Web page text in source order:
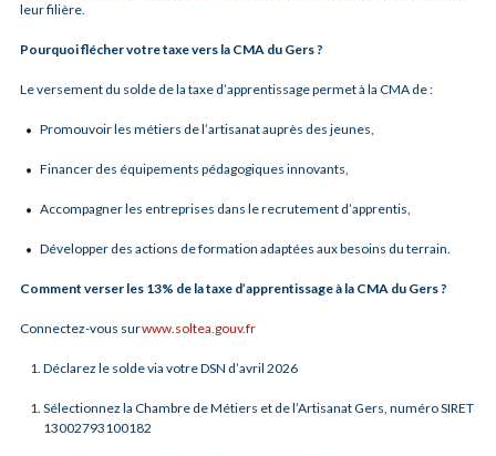
leur filière.
Pourquoi flécher votre taxe vers la CMA du Gers ?
Le versement du solde de la taxe d’apprentissage permet à la CMA de :
Promouvoir les métiers de l’artisanat auprès des jeunes,
Financer des équipements pédagogiques innovants,
Accompagner les entreprises dans le recrutement d’apprentis,
Développer des actions de formation adaptées aux besoins du terrain.
Comment verser les 13% de la taxe d’apprentissage à la CMA du Gers ?
Connectez-vous surwww.soltea.gouv.fr
Déclarez le solde via votre DSN d’avril 2026
Sélectionnez la Chambre de Métiers et de l’Artisanat Gers, numéro SIRET
13002793100182